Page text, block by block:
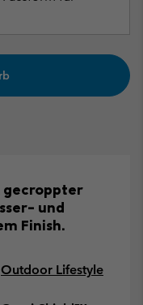
gecroppter
und
Finish.
Outdoor Lifestyle